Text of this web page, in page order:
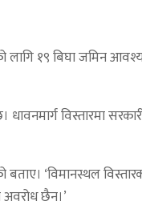
१९ बिघा जमिन
विस्तारमा
बताए। ‘विमानस्थल
अवरोध छैन।’